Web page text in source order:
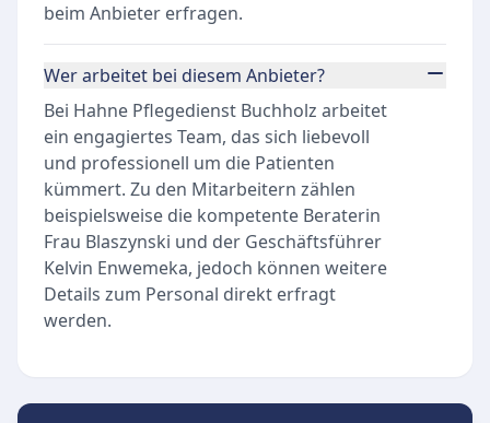
beim Anbieter erfragen.
Wer arbeitet bei diesem Anbieter?
Bei Hahne Pflegedienst Buchholz arbeitet
ein engagiertes Team, das sich liebevoll
und professionell um die Patienten
kümmert. Zu den Mitarbeitern zählen
beispielsweise die kompetente Beraterin
Frau Blaszynski und der Geschäftsführer
Kelvin Enwemeka, jedoch können weitere
Details zum Personal direkt erfragt
werden.